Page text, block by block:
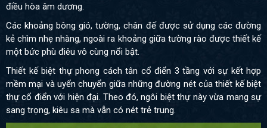
điều hòa âm dương.
Các khoảng bông gió, tường, chân đế được sử dụng các đường
kẻ chìm nhẹ nhàng, ngoài ra khoảng giữa tường rào được thiết kế
một bức phù điêu vô cùng nổi bật.
Thiết kế biệt thự phong cách tân cổ điển 3 tầng với sự kết hợp
mềm mại và uyển chuyển giữa những đường nét của thiết kế biệt
thự cổ điển với hiện đại. Theo đó, ngôi biệt thự này vừa mang sự
sang trọng, kiêu sa mà vẫn có nét trẻ trung.